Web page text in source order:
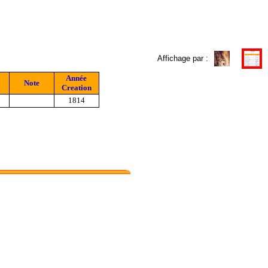
Affichage par :
Note
Année
Creation
1814